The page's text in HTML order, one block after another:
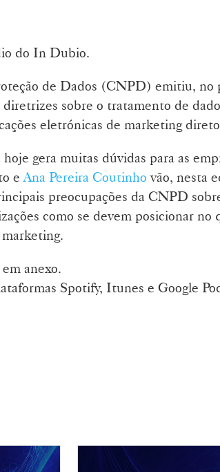
do In Dubio.
de Dados (CNPD) emitiu, no
sobre o tratamento de
eletrónicas de marketing
gera muitas dúvidas para as
e Ana Pereira Coutinho vão, nesta
preocupações da CNPD
como se devem posicionar no
anexo.
Spotify, Itunes e Google